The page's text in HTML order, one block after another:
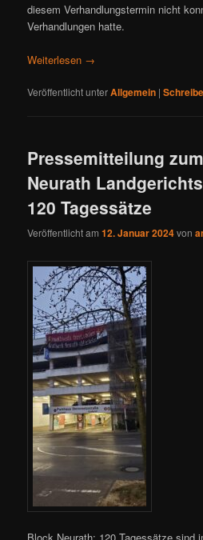
diesem Verhandlungstermin nicht
Verhandlungen hatte.
Weiterlesen →
Veröffentlicht unterAllgemein |
Pressemitteilung
Neurath
120 Tagessätze
Veröffentlicht am12. Januar 2024von